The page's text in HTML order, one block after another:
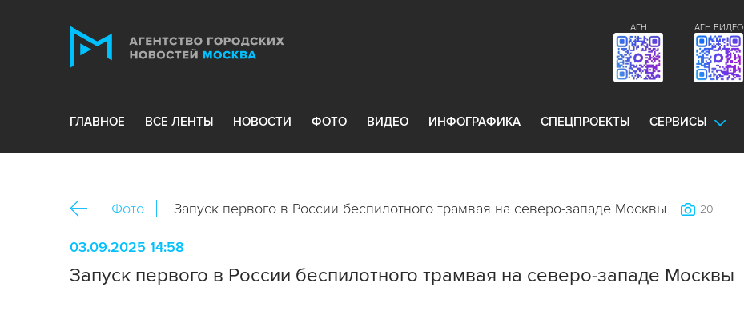
АГН ВИДЕО
АГН
ГЛАВНОЕ ВСЕ ЛЕНТЫ НОВОСТИ ФОТО ВИДЕО ИНФОГРАФИКА СПЕЦПРОЕКТЫ СЕРВИСЫ
Фото Запуск первого в России беспилотного трамвая на северо-западе Москвы 20
03.09.2025 14:58
Запуск первого в России беспилотного трамвая на северо-западе Москвы